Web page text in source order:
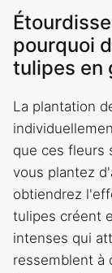
pourquoi
tulipes en
La plantation
que ces fleurs
vous plantez
obtiendrez
tulipes créent
intenses qui
ressemblent à